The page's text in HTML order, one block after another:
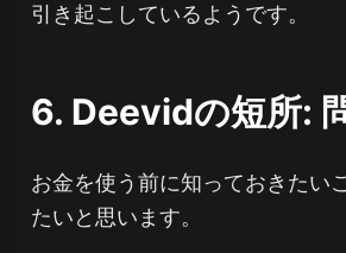
引き起こしているようです。
6. Deevidの短所:
お金を使う前に知っておきたい
たいと思います。